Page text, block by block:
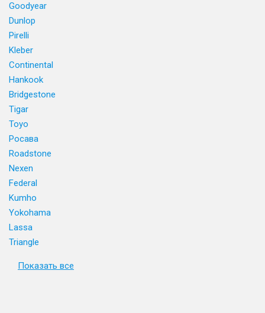
Goodyear
Dunlop
Pirelli
Kleber
Continental
Hankook
Bridgestone
Tigar
Toyo
Росава
Roadstone
Nexen
Federal
Kumho
Yokohama
Lassa
Triangle
Показать все